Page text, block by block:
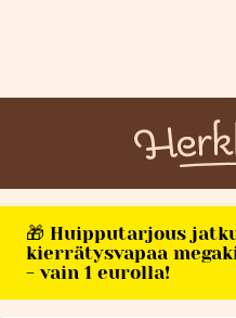
🎁 Huipputarjous
kierrätysvapaa
- vain 1 eurolla!